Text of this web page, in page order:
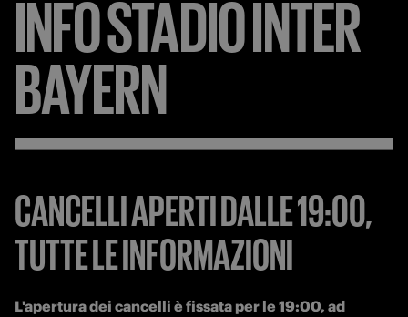
INFOSTADIOINTER
BAYERN
CANCELLI APERTI DALLE 19:00,
TUTTE LE INFORMAZIONI
L'apertura dei cancelli è fissata per le 19:00, ad